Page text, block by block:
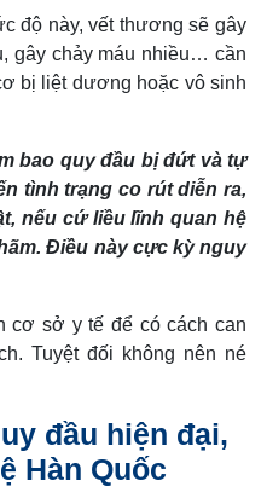
độ này, vết thương sẽ gây
gây chảy máu nhiều… cần
bị liệt dương hoặc vô sinh
bao quy đầu bị đứt và tự
tình trạng co rút diễn ra,
nếu cứ liều lĩnh quan hệ
Điều này cực kỳ nguy
cơ sở y tế để có cách can
Tuyệt đối không nên né
đầu hiện đại,
Hàn Quốc